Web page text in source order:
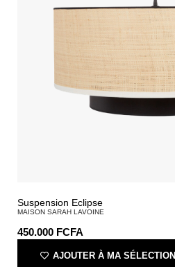
Suspension Eclipse
MAISON SARAH LAVOINE
450.000 FCFA
AJOUTER À MA SÉLECTION